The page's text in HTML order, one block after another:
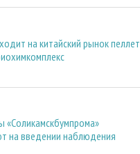
на китайский рынок пеллет
«Соликамскбумпрома»
на введении наблюдения